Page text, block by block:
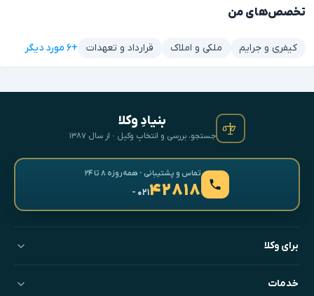
تخصص‌های من
کیفری و جرایم ملکی و املاک قرارداد و تعهدات +۶ مورد دیگر
بنیادِ وکلا
جستجو، بررسی و انتخابِ وکیل · از سال ۱۳۸۷
تماس و پشتیبانی · همه‌روزه ۸ تا ۲۴
۴۲۸۱۸- ۰۲۱
برای وکلا
خدمات